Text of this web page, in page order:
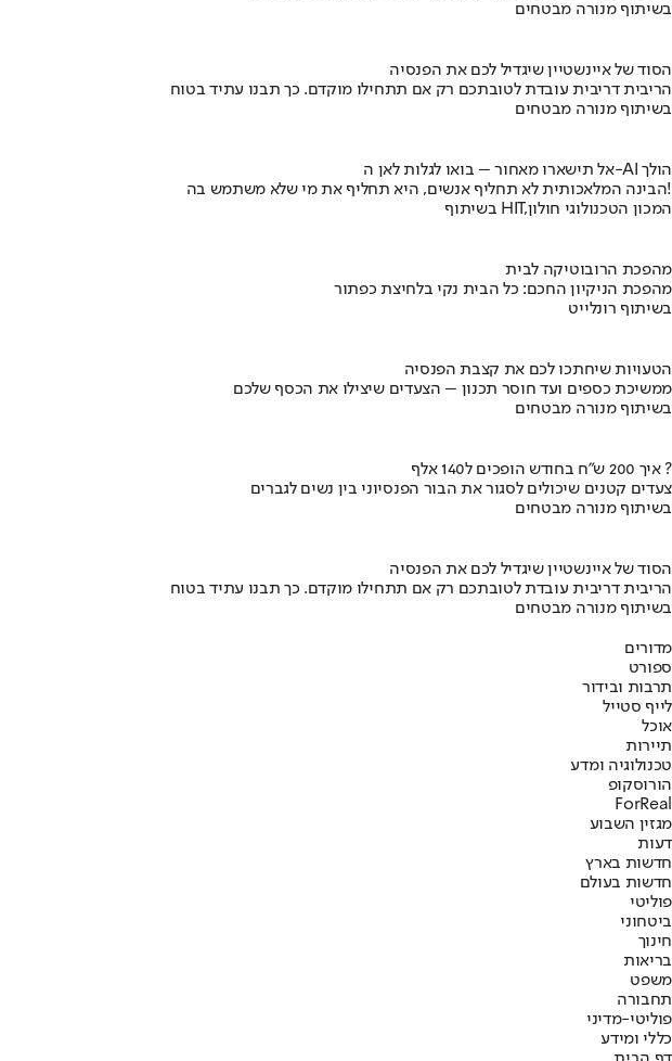
בשיתוף מנורה מבטחים
הסוד של איינשטיין שיגדיל לכם את הפנסיה
הריבית דריבית עובדת לטובתכם רק אם תתחילו מוקדם. כך תבנו עתיד בטוח
בשיתוף מנורה מבטחים
אל תישארו מאחור – בואו לגלות לאן ה-AI הולך
הבינה המלאכותית לא תחליף אנשים, היא תחליף את מי שלא משתמש בה!
בשיתוף HIT,המכון הטכנולוגי חולון
מהפכת הרובוטיקה לבית
מהפכת הניקיון החכם: כל הבית נקי בלחיצת כפתור
בשיתוף רונלייט
הטעויות שיחתכו לכם את קצבת הפנסיה
ממשיכת כספים ועד חוסר תכנון – הצעדים שיצילו את הכסף שלכם
בשיתוף מנורה מבטחים
איך 200 ש"ח בחודש הופכים ל140 אלף ?
צעדים קטנים שיכולים לסגור את הבור הפנסיוני בין נשים לגברים
בשיתוף מנורה מבטחים
הסוד של איינשטיין שיגדיל לכם את הפנסיה
הריבית דריבית עובדת לטובתכם רק אם תתחילו מוקדם. כך תבנו עתיד בטוח
בשיתוף מנורה מבטחים
מדורים
ספורט
תרבות ובידור
לייף סטייל
אוכל
תיירות
טכנולוגיה ומדע
הורוסקופ
ForReal
מגזין השבוע
דעות
חדשות בארץ
חדשות בעולם
פוליטי
ביטחוני
חינוך
בריאות
משפט
תחבורה
פוליטי-מדיני
כללי ומידע